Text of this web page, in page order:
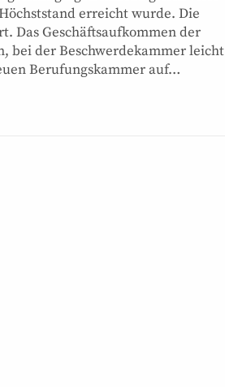
erreicht wurde. Die
Das Geschäftsaufkommen der
bei der Beschwerdekammer leicht
Berufungskammer auf…